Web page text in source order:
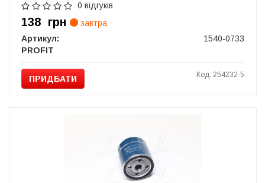
0 відгуків
138 грн
завтра
Артикул:
1540-0733
PROFIT
ПРИДБАТИ Код: 254232-5